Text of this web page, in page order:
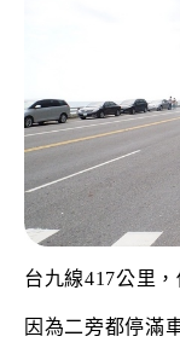
台九線417公里
因為二旁都停滿